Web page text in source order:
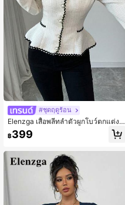
#ชุดฤดูร้อน
Elenzga เสื้อพลีทลำตัวผูกโบว์ตกแต่งข
อบตัดสีหรูหราสำหรับผู้หญิง, ฤดูใบไม้ร่
วง
฿399